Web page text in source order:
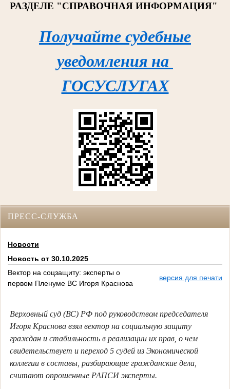
РАЗДЕЛЕ "СПРАВОЧНАЯ ИНФОРМАЦИЯ"
Получайте судебные
уведомления на
ГОСУСЛУГАХ
ПРЕСС-СЛУЖБА
Новости
Новость от 30.10.2025
Вектор на соцзащиту: эксперты о
первом Пленуме ВС Игоря Краснова
версия для печати
Верховный суд (ВС) РФ под руководством председателя
Игоря Краснова взял вектор на социальную защиту
граждан и стабильность в реализации их прав, о чем
свидетельствует и переход 5 судей из Экономической
коллегии в составы, разбирающие гражданские дела,
считают опрошенные РАПСИ эксперты.